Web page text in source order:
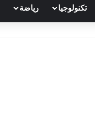
تكنولوجيا رياضة